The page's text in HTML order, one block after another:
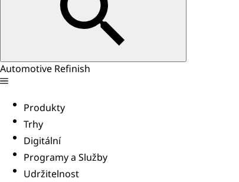
Automotive Refinish
Produkty
Trhy
Digitální
Programy a Služby
Udržitelnost